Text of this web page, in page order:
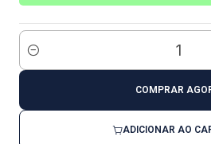
Quantidade
ADICIONAR AO
COMPRAR